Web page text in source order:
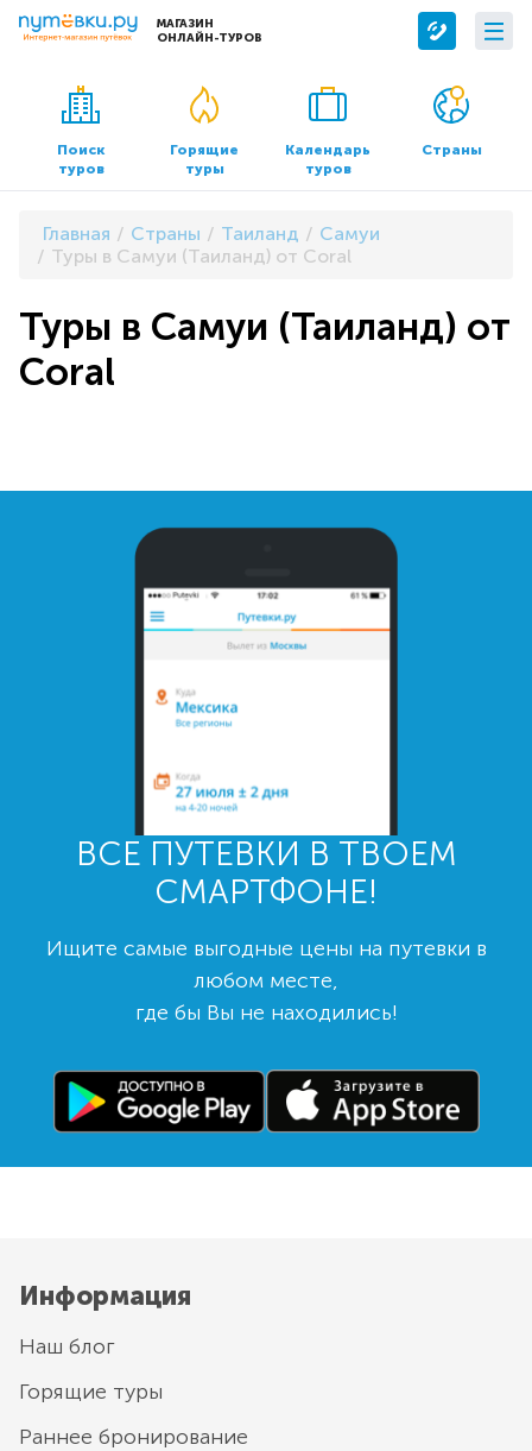
МАГАЗИН
ОНЛАЙН-ТУРОВ
Сервисы
Бронирование отелей
Трансфер
О компании
О нас
Контакты
Документы и реквизиты
Поиск
туров
Горящие
туры
Календарь
туров
Страны
Главная Страны Таиланд
Самуи
Туры в Самуи (Таиланд) от Coral
Туры в Самуи (Таиланд) от
Coral
ВСЕ ПУТЕВКИ В ТВОЕМ
СМАРТФОНЕ!
Ищите самые выгодные цены на путевки в
любом месте,
где бы Вы не находились!
Информация
Наш блог
Горящие туры
Раннее бронирование